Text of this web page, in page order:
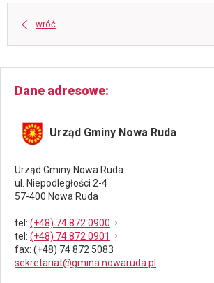
wróć
Dane adresowe
Urząd Gminy Nowa Ruda
Urząd Gminy Nowa Ruda
ul. Niepodległości 2-4
57-400 Nowa Ruda
tel : (+48) 74 872 0900
tel : (+48) 74 872 0901
fax: (+48) 74 872 5083
sekretariat@gmina.nowaruda.pl